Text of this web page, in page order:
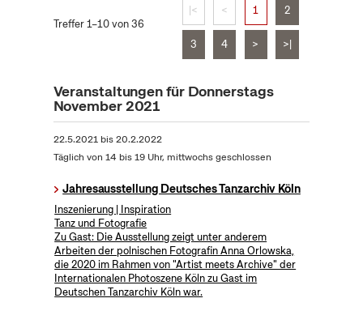
Treffer 1–10 von 36
|< < 1 2
3 4 > >|
Veranstaltungen für Donnerstags
November 2021
22.5.2021bis20.2.2022
Täglich von 14 bis 19 Uhr, mittwochs geschlossen
Jahresausstellung Deutsches Tanzarchiv Köln
Inszenierung | Inspiration
Tanz und Fotografie
Zu Gast: Die Ausstellung zeigt unter anderem
Arbeiten der polnischen Fotografin Anna Orlowska,
die 2020 im Rahmen von "Artist meets Archive" der
Internationalen Photoszene Köln zu Gast im
Deutschen Tanzarchiv Köln war.